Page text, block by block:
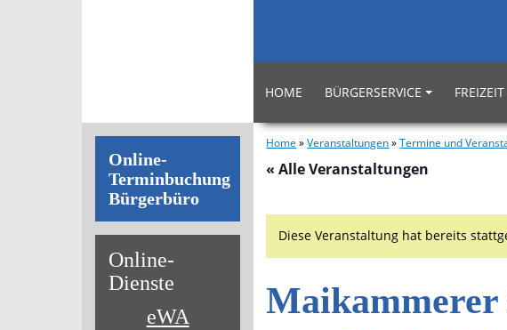
HOME BÜRGERSERVICE FREIZEIT
Online-
Terminbuchung
Bürgerbüro
Online-
Dienste
eWA
Home »Veranstaltungen»Termine und
« Alle Veranstaltungen
Diese Veranstaltung hat bereits
Maikammerer